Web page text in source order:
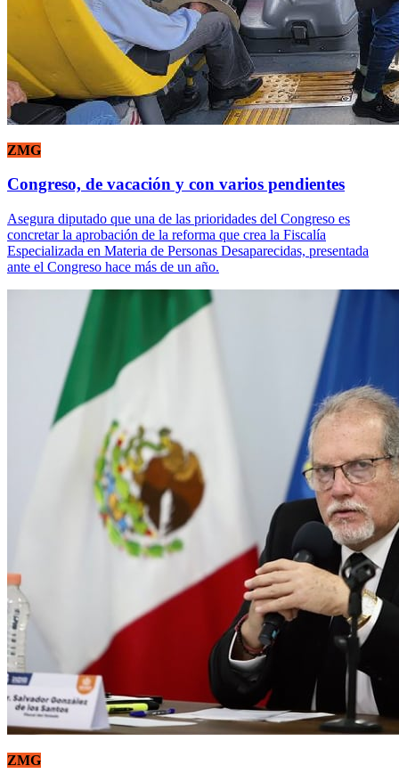
ZMG
Congreso, de vacación y con varios pendientes
Asegura diputado que una de las prioridades del Congreso es
concretar la aprobación de la reforma que crea la Fiscalía
Especializada en Materia de Personas Desaparecidas, presentada
ante el Congreso hace más de un año.
ZMG